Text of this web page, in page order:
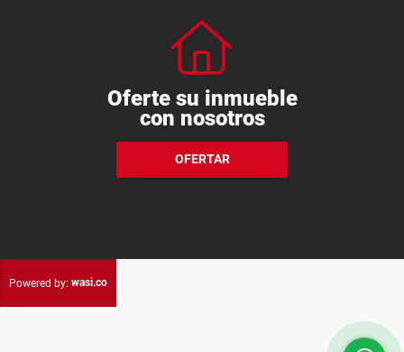
Oferte su inmueble
con nosotros
OFERTAR
Powered by: wasi.co